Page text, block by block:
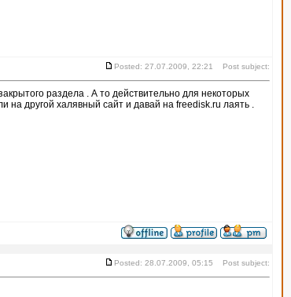
Posted: 27.07.2009, 22:21 Post subject:
раздела . А то действительно для некоторых
на другой халявный сайт и давай на freedisk.ru лаять .
Posted: 28.07.2009, 05:15 Post subject: